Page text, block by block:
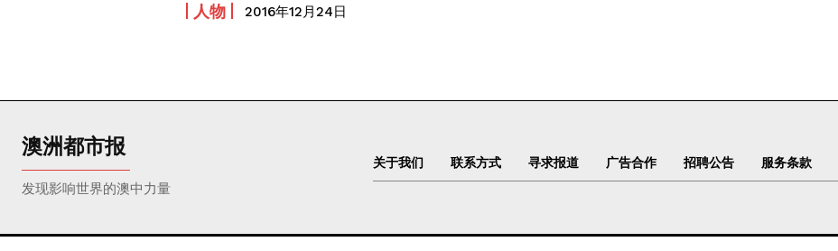
人物 2016年12月24日
澳洲都市报
发现影响世界的澳中力量
关于我们 联系方式 寻求报道 广告合作 招聘公告 服务条款